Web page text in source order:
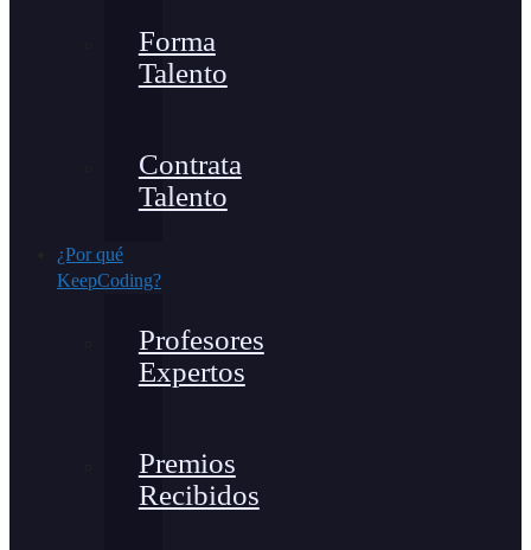
Forma
Talento
Contrata
Talento
¿Por qué
KeepCoding?
Profesores
Expertos
Premios
Recibidos